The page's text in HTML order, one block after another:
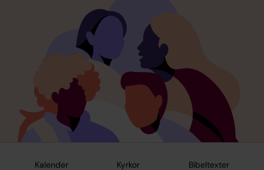
Kalender Kyrkor Bibeltexter